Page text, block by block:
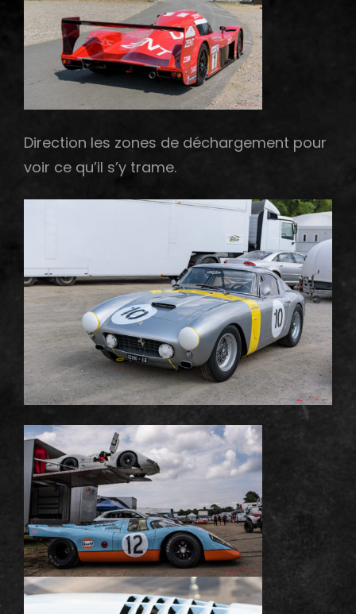
Direction les zones de déchargement pour
voir ce qu’il s’y trame.